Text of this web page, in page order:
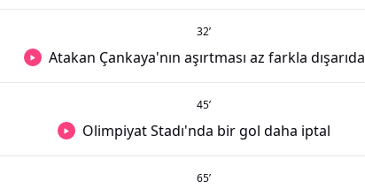
32’
Atakan Çankaya'nın aşırtması az farkla dışarıda
45’
Olimpiyat Stadı'nda bir gol daha iptal
65’